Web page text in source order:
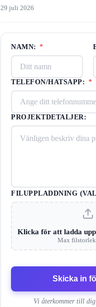
29 juli 2026
NAMN: *
TELEFON/HATSAPP: *
PROJEKTDETALJER:
FILUPPLADDNING
Klicka för att ladda
Max
Skicka in
Vi återkommer till